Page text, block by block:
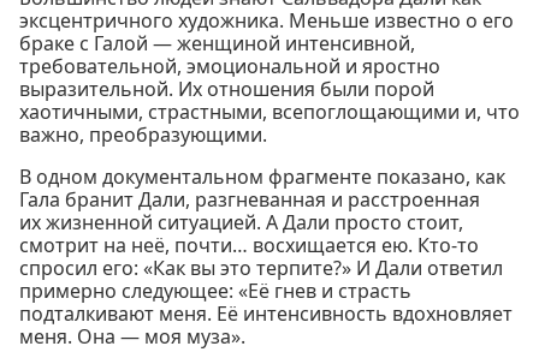
эксцентричного художника. Меньше известно о его
браке с Галой — женщиной интенсивной,
требовательной, эмоциональной и яростно
выразительной. Их отношения были порой
хаотичными, страстными, всепоглощающими и, что
важно, преобразующими.
В одном документальном фрагменте показано, как
Гала бранит Дали, разгневанная и расстроенная
их жизненной ситуацией. А Дали просто стоит,
смотрит на неё, почти… восхищается ею. Кто-то
спросил его: «Как вы это терпите?» И Дали ответил
примерно следующее: «Её гнев и страсть
подталкивают меня. Её интенсивность вдохновляет
меня. Она — моя муза».